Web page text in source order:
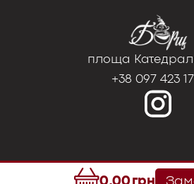
площа
+38 097 423
0,00грн